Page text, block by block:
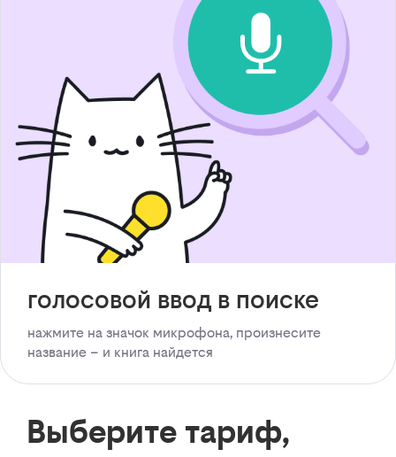
голосовой ввод в поиске
нажмите на значок микрофона, произнесите
название – и книга найдется
Выберите тариф,